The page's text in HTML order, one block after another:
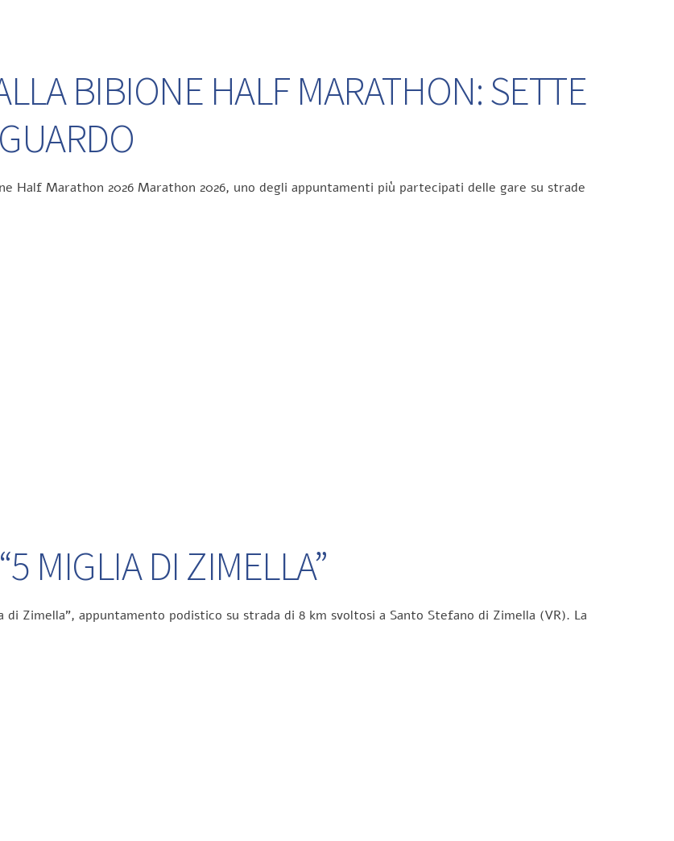
BIBIONE HALF MARATHON: SETTE
Half Marathon 2026 Marathon 2026, uno degli appuntamenti più partecipati delle gare su strade
MIGLIA DI ZIMELLA”
Zimella”, appuntamento podistico su strada di 8 km svoltosi a Santo Stefano di Zimella (VR). La